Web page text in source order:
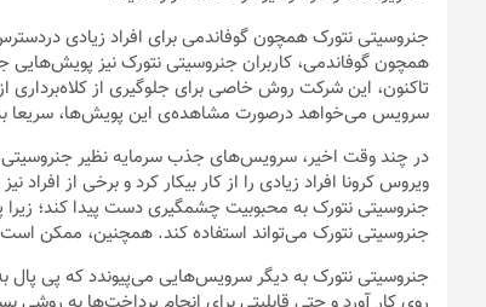
جنروسیتی نتورک همچون گوفاندمی برای افراد زیادی
همچون گوفاندمی، کاربران جنروسیتی نتورک نیز
تاکنون، این شرکت روش خاصی برای جلوگیری از
سرویس می‌خواهد درصورت مشاهده‌ی این پویش‌‌ها، سریعا
در چند وقت اخیر، سرویس‌های جذب سرمایه نظیر جنروسیتی
ویروس کرونا افراد زیادی را از کار بیکار کرد و برخی از
جنروسیتی نتورک به محبوبیت چشمگیری دست پیدا کند؛
جنروسیتی نتورک می‌تواند استفاده کند. همچنین، ممکن است
جنروسیتی نتورک به دیگر سرویس‌هایی می‌پیوندد که پی پال